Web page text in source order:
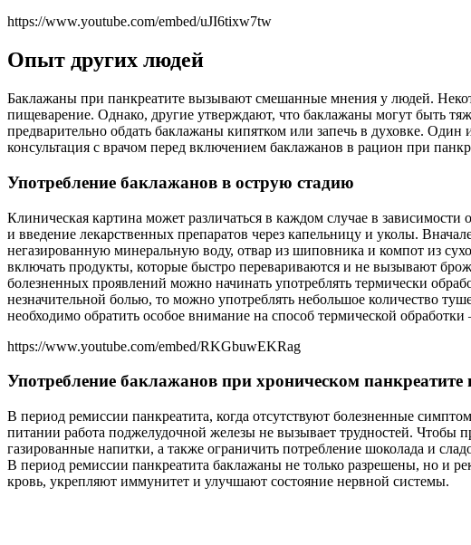
https://www.youtube.com/embed/uJI6tixw7tw
Опыт других людей
Баклажаны при панкреатите вызывают смешанные мнения у людей.
пищеварение. Однако, другие утверждают, что баклажаны могут быть
предварительно обдать баклажаны кипятком или запечь в духовке.
консультация с врачом перед включением баклажанов в рацион при
Употребление баклажанов в острую стадию
Клиническая картина может различаться в каждом случае в
и введение лекарственных препаратов через капельницу и уколы.
негазированную минеральную воду, отвар из шиповника и компот из
включать продукты, которые быстро перевариваются и не вызывают
болезненных проявлений можно начинать употреблять термически
незначительной болью, то можно употреблять небольшое количество
необходимо обратить особое внимание на способ термической
https://www.youtube.com/embed/RKGbuwEKRag
Употребление баклажанов при хроническом панкреатите
В период ремиссии панкреатита, когда отсутствуют болезненные
питании работа поджелудочной железы не вызывает трудностей. Чтобы
газированные напитки, а также ограничить потребление шоколада и
В период ремиссии панкреатита баклажаны не только разрешены, но и
кровь, укрепляют иммунитет и улучшают состояние нервной системы.